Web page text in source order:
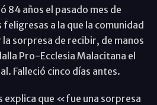
84 años el pasado mes de
a la que la comunidad
sorpresa de recibir, de manos
Pro-Ecclesia Malacitana el
Falleció cinco días antes.
explica que «fue una sorpresa